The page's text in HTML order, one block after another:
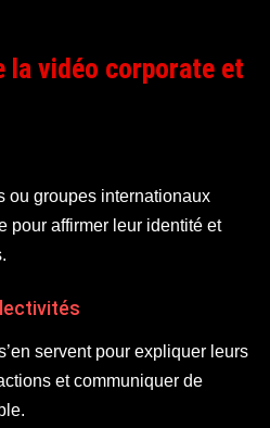
la vidéo corporate et
ou groupes internationaux
pour affirmer leur identité et
servent pour expliquer leurs
et communiquer de